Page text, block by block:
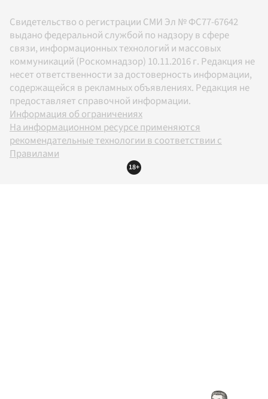
Свидетельство о регистрации СМИ Эл № ФС77-67642
выдано федеральной службой по надзору в сфере
связи, информационных технологий и массовых
коммуникаций (Роскомнадзор) 10.11.2016 г. Редакция не
несет ответственности за достоверность информации,
содержащейся в рекламных объявлениях. Редакция не
предоставляет справочной информации.
Информация об ограничениях
На информационном ресурсе применяются
рекомендательные технологии в соответствии с
Правилами
18+